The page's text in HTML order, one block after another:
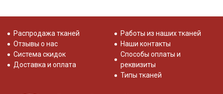
Распродажа тканей
Отзывы о нас
Система скидок
Доставка и оплата
Работы из наших тканей
Наши контакты
Способы оплаты и
реквизиты
Типы тканей